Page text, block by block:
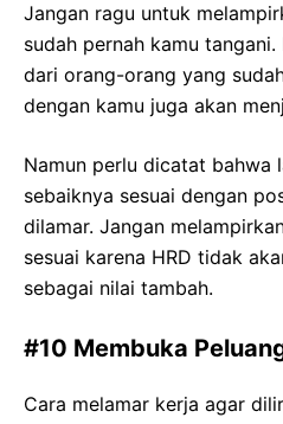
Jangan ragu untuk
sudah pernah kamu
dari orang-orang yang
dengan kamu juga akan
Namun perlu dicatat
sebaiknya sesuai dengan
dilamar. Jangan
sesuai karena HRD tidak
sebagai nilai tambah.
#10 Membuka
Cara melamar kerja agar